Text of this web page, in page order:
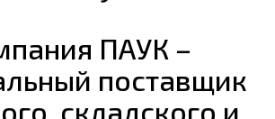
ПАУК –
поставщик
складского и